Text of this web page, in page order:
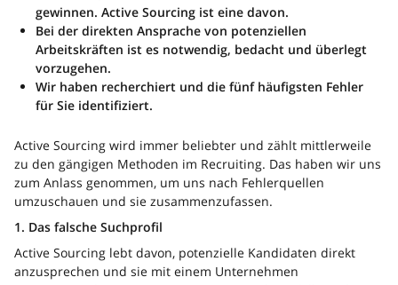
gewinnen. Active Sourcing ist eine davon.
Bei der direkten Ansprache von potenziellen
Arbeitskräften ist es notwendig, bedacht und überlegt
vorzugehen.
Wir haben recherchiert und die fünf häufigsten Fehler
für Sie identifiziert.
Active Sourcing wird immer beliebter und zählt mittlerweile
zu den gängigen Methoden im Recruiting. Das haben wir uns
zum Anlass genommen, um uns nach Fehlerquellen
umzuschauen und sie zusammenzufassen.
1. Das falsche Suchprofil
Active Sourcing lebt davon, potenzielle Kandidaten direkt
anzusprechen und sie mit einem Unternehmen